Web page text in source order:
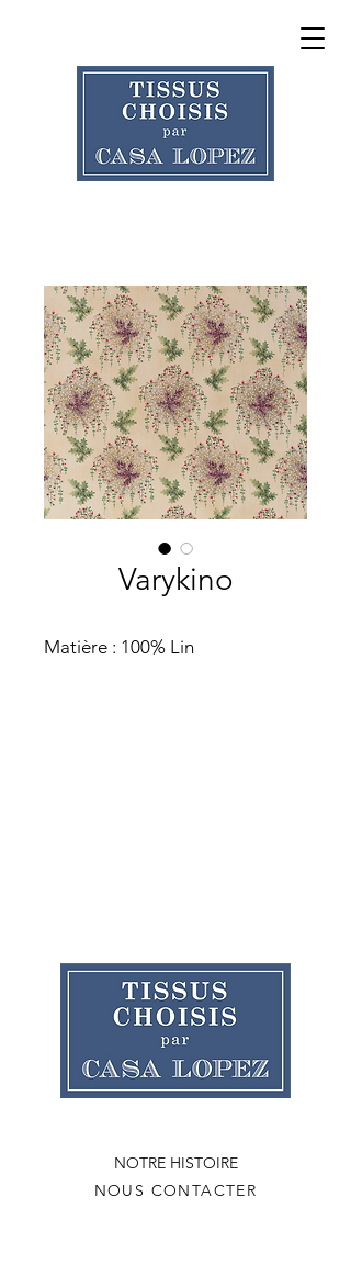
Varykino
Matière : 100% Lin
NOTRE HISTOIRE
NOUS CONTACTER